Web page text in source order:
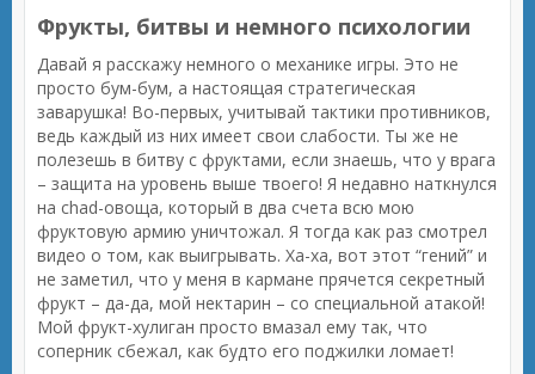
Фрукты, битвы и немного психологии
Давай я расскажу немного о механике игры. Это не
просто бум-бум, а настоящая стратегическая
заварушка! Во-первых, учитывай тактики противников,
ведь каждый из них имеет свои слабости. Ты же не
полезешь в битву с фруктами, если знаешь, что у врага
– защита на уровень выше твоего! Я недавно наткнулся
на chad-овоща, который в два счета всю мою
фруктовую армию уничтожал. Я тогда как раз смотрел
видео о том, как выигрывать. Ха-ха, вот этот “гений” и
не заметил, что у меня в кармане прячется секретный
фрукт – да-да, мой нектарин – со специальной атакой!
Мой фрукт-хулиган просто вмазал ему так, что
соперник сбежал, как будто его поджилки ломает!